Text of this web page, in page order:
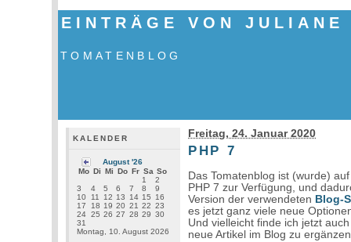
EINTRÄGE VON JULIANE
TOMATENBLOG
KALENDER
August '26
Mo Di Mi Do Fr Sa So
Montag, 10. August 2026
1
2
3
4 5 6 7 8
9
10 11 12 13 14 15 16
17
18 19 20 21 22 23
24 25 26 27 28 29 30
31
Freitag, 24. Januar 2020
PHP 7
Das Tomatenblog ist (wurde)
PHP 7 zur Verfügung, und
Version der verwendeten Blog-
es jetzt ganz viele neue
Und vielleicht finde ich jetzt
neue Artikel im Blog zu